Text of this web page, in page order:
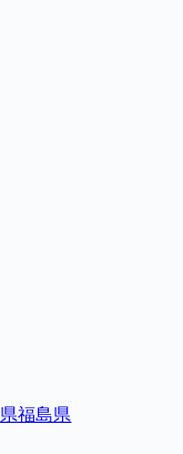
福島県